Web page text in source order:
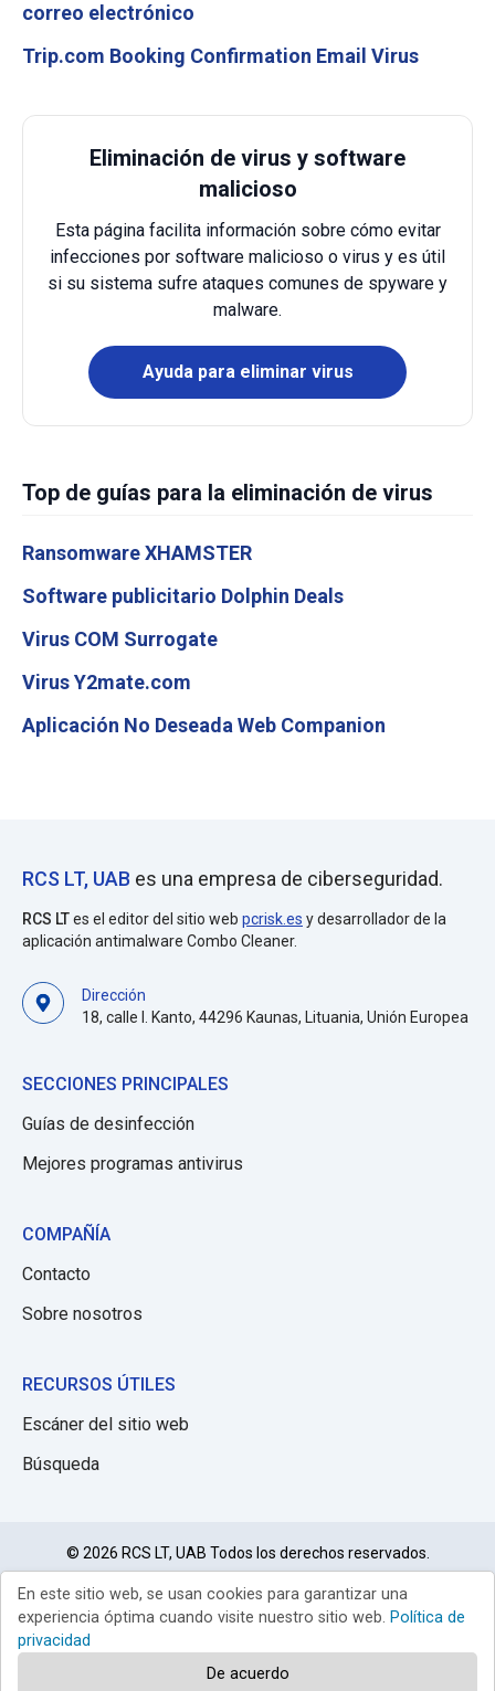
correo electrónico
Trip.com Booking Confirmation Email Virus
Eliminación de virus y software
malicioso
Esta página facilita información sobre cómo evitar
infecciones por software malicioso o virus y es útil
si su sistema sufre ataques comunes de spyware y
malware.
Ayuda para eliminar virus
Top de guías para la eliminación de virus
Ransomware XHAMSTER
Software publicitario Dolphin Deals
Virus COM Surrogate
Virus Y2mate.com
Aplicación No Deseada Web Companion
RCS LT, UAB es una empresa de ciberseguridad.
RCS LTes el editor del sitio web pcrisk.es y desarrollador de la
aplicación antimalware Combo Cleaner.
Dirección
18, calle I. Kanto, 44296 Kaunas, Lituania, Unión Europea
SECCIONES PRINCIPALES
Guías de desinfección
Mejores programas antivirus
COMPAÑÍA
Contacto
Sobre nosotros
RECURSOS ÚTILES
Escáner del sitio web
Búsqueda
© 2026 RCS LT, UAB Todos los derechos reservados.
Política de
privacidad
Limitación de
responsabilidad
Condiciones de
uso
En este sitio web, se usan cookies para garantizar una
experiencia óptima cuando visite nuestro sitio web. Política de
privacidad
De acuerdo